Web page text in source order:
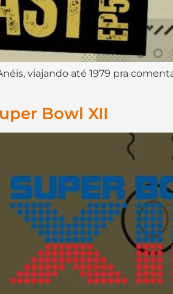
viajando até 1979 pra
Bowl XII